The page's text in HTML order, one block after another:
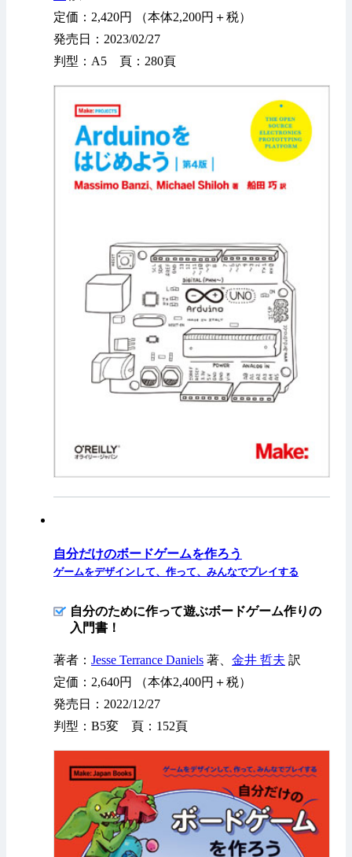
定価：2,420円 （本体2,200円＋税）
発売日：2023/02/27
判型：A5 頁：280頁
自分だけのボードゲームを作ろう
ゲームをデザインして、作って、みんなでプレイする
自分のために作って遊ぶボードゲーム作りの
入門書！
著者： Jesse Terrance Daniels 著、 金井 哲夫 訳
定価：2,640円 （本体2,400円＋税）
発売日：2022/12/27
判型：B5変 頁：152頁